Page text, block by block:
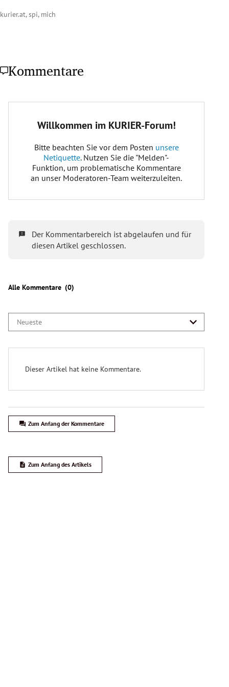
kurier.at, spi, mich
Kommentare